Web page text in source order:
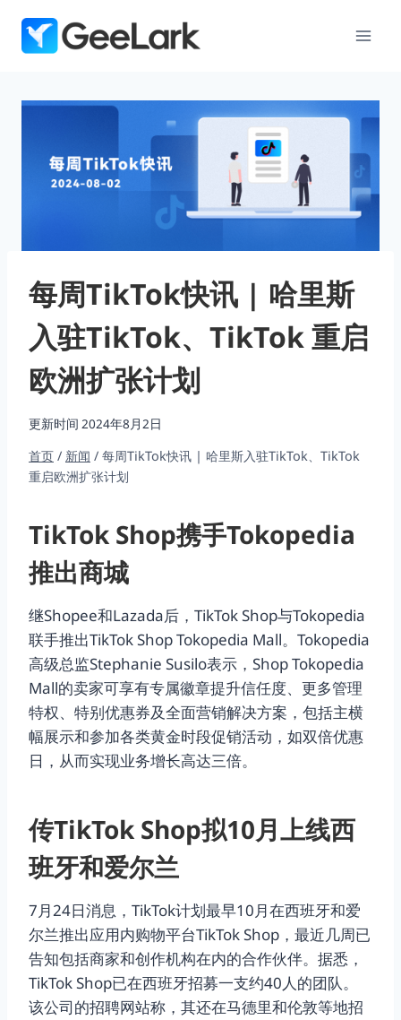
每周TikTok快讯 | 哈里斯
入驻TikTok、TikTok 重启
欧洲扩张计划
更新时间 2024年8月2日
首页 / 新闻 / 每周TikTok快讯 | 哈里斯入驻TikTok、TikTok
重启欧洲扩张计划
TikTok Shop携手Tokopedia
推出商城
继Shopee和Lazada后，TikTok Shop与Tokopedia
联手推出TikTok Shop Tokopedia Mall。Tokopedia
高级总监Stephanie Susilo表示，Shop Tokopedia
Mall的卖家可享有专属徽章提升信任度、更多管理
特权、特别优惠券及全面营销解决方案，包括主横
幅展示和参加各类黄金时段促销活动，如双倍优惠
日，从而实现业务增长高达三倍。
传TikTok Shop拟10月上线西
班牙和爱尔兰
7月24日消息，TikTok计划最早10月在西班牙和爱
尔兰推出应用内购物平台TikTok Shop，最近几周已
告知包括商家和创作机构在内的合作伙伴。据悉，
TikTok Shop已在西班牙招募一支约40人的团队。
该公司的招聘网站称，其还在马德里和伦敦等地招